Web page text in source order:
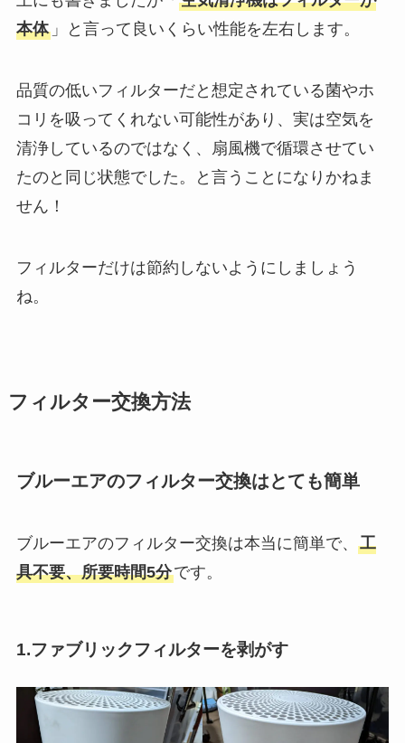
本体」と言って良いくらい性能を左右します。
品質の低いフィルターだと想定されている菌やホ
コリを吸ってくれない可能性があり、実は空気を
清浄しているのではなく、扇風機で循環させてい
たのと同じ状態でした。と言うことになりかねま
せん！
フィルターだけは節約しないようにしましょう
ね。
フィルター交換方法
ブルーエアのフィルター交換はとても簡単
ブルーエアのフィルター交換は本当に簡単で、 工
具不要、所要時間5分です。
1.ファブリックフィルターを剥がす